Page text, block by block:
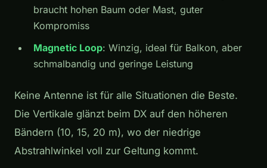
braucht hohen Baum oder Mast, guter
Kompromiss
Magnetic Loop: Winzig, ideal für Balkon, aber
schmalbandig und geringe Leistung
Keine Antenne ist für alle Situationen die Beste.
Die Vertikale glänzt beim DX auf den höheren
Bändern (10, 15, 20 m), wo der niedrige
Abstrahlwinkel voll zur Geltung kommt.